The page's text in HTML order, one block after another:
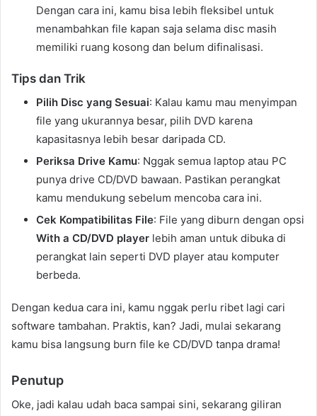
Dengan cara ini, kamu bisa lebih fleksibel untuk
menambahkan file kapan saja selama disc masih
memiliki ruang kosong dan belum difinalisasi.
Tips dan Trik
Pilih Disc yang Sesuai: Kalau kamu mau menyimpan
file yang ukurannya besar, pilih DVD karena
kapasitasnya lebih besar daripada CD.
Periksa Drive Kamu: Nggak semua laptop atau PC
punya drive CD/DVD bawaan. Pastikan perangkat
kamu mendukung sebelum mencoba cara ini.
Cek Kompatibilitas File: File yang diburn dengan opsi
With a CD/DVD player lebih aman untuk dibuka di
perangkat lain seperti DVD player atau komputer
berbeda.
Dengan kedua cara ini, kamu nggak perlu ribet lagi cari
software tambahan. Praktis, kan? Jadi, mulai sekarang
kamu bisa langsung burn file ke CD/DVD tanpa drama!
Penutup
Oke, jadi kalau udah baca sampai sini, sekarang giliran